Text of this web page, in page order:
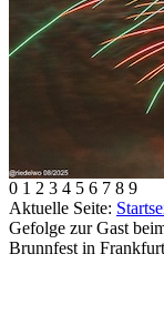
0 1 2 3 4 5 6 7 8 9
Aktuelle Seite:
Gefolge zur Gast
Brunnfest in Frankfurt